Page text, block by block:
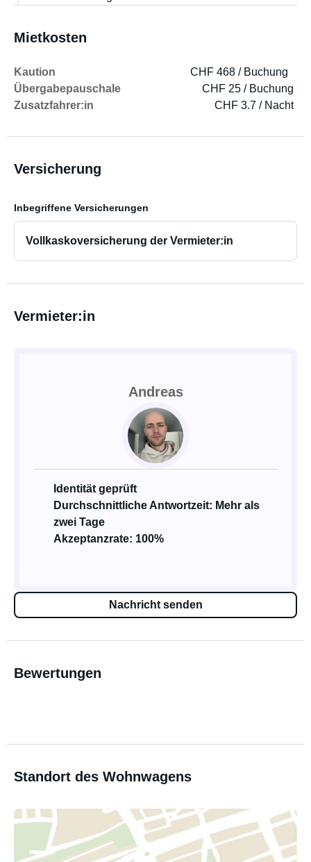
Mietkosten
Kaution
CHF 468 / Buchung
Übergabepauschale
CHF 25 / Buchung
Zusatzfahrer:in
CHF 3.7 / Nacht
Versicherung
Inbegriffene Versicherungen
Vollkaskoversicherung der Vermieter:in
Vermieter:in
Andreas
Identität geprüft
Durchschnittliche Antwortzeit: Mehr als
zwei Tage
Akzeptanzrate: 100%
Nachricht senden
Bewertungen
Standort des Wohnwagens